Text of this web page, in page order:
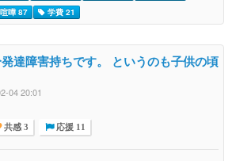
喧嘩 87 学費 21
達障害持ちです。 というのも子供の頃
04 20:01
共感 3 応援 11